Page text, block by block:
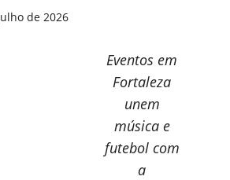
de 2026
Eventos em
Fortaleza
unem
música e
futebol com
a